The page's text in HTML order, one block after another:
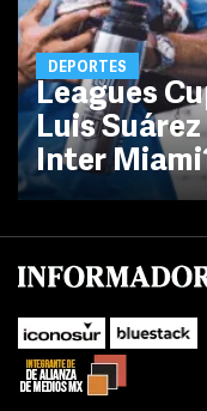
DEPORTES
Leagues
Luis
Inter